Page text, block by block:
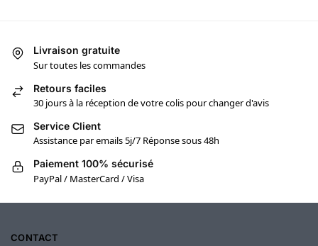
Livraison gratuite
Sur toutes les commandes
Retours faciles
30 jours à la réception de votre colis pour changer d'avis
Service Client
Assistance par emails 5j/7 Réponse sous 48h
Paiement 100% sécurisé
PayPal / MasterCard / Visa
CONTACT